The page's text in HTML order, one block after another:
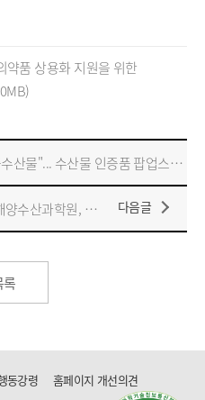
약품 상용화 지원을 위한
"믿고 즐기는 인증수산물"... 수산물 인증품 팝업스토어 성황리 마무리
다음글
국립수산물품질관리원-전라남도해양수산과학원, 새우 전염병 예방을 위해 맞손
록
동강령 홈페이지 개선의견